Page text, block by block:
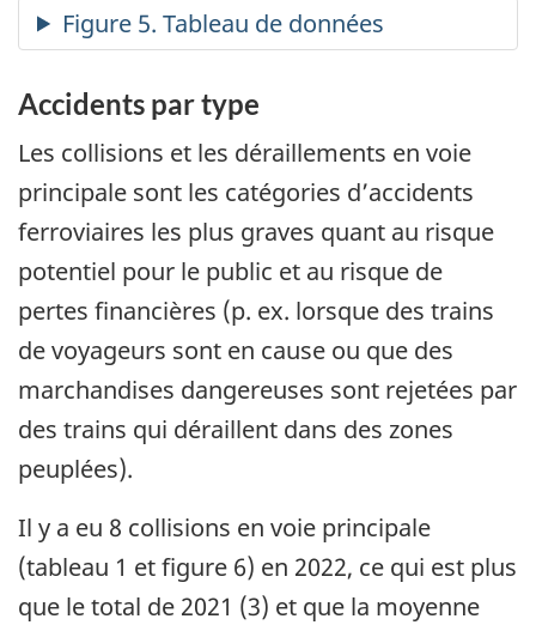
Accidents par type
Les collisions et les déraillements en voie
principale sont les catégories d’accidents
ferroviaires les plus graves quant au risque
potentiel pour le public et au risque de
pertes financières (p. ex. lorsque des trains
de voyageurs sont en cause ou que des
marchandises dangereuses sont rejetées par
des trains qui déraillent dans des zones
peuplées).
Il y a eu 8 collisions en voie principale
(tableau 1 et figure 6) en 2022, ce qui est plus
que le total de 2021 (3) et que la moyenne